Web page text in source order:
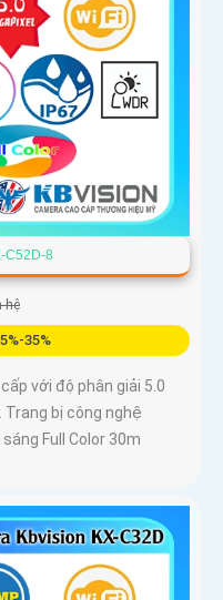
C52D-8
hệ
35%
với độ phân giải 5.0
bị công nghệ
Full Color 30m